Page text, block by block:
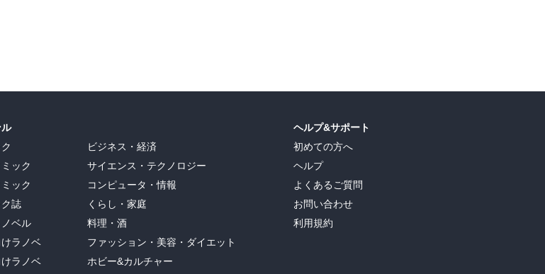
ック
ック
誌
ベル
ラノベ
ラノベ
ビジネス・経済
サイエンス・テクノロジー
コンピュータ・情報
くらし・家庭
料理・酒
ファッション・美容・ダイエット
ホビー&カルチャー
ヘルプ&サポート
初めての方へ
ヘルプ
よくあるご質問
お問い合わせ
利用規約